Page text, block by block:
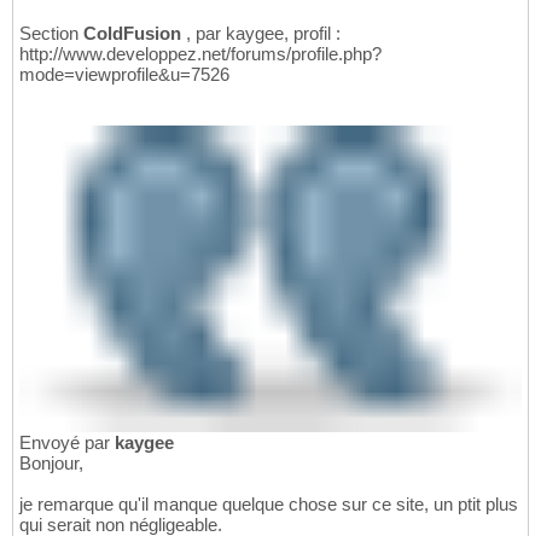
Section ColdFusion , par kaygee, profil :
http://www.developpez.net/forums/profile.php?
mode=viewprofile&u=7526
Envoyé par kaygee
Bonjour,
je remarque qu'il manque quelque chose sur ce site, un ptit plus
qui serait non négligeable.